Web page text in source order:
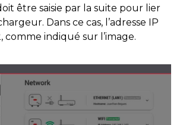
être saisie par la suite pour lier
Dans ce cas, l’adresse IP
comme indiqué sur l’image.